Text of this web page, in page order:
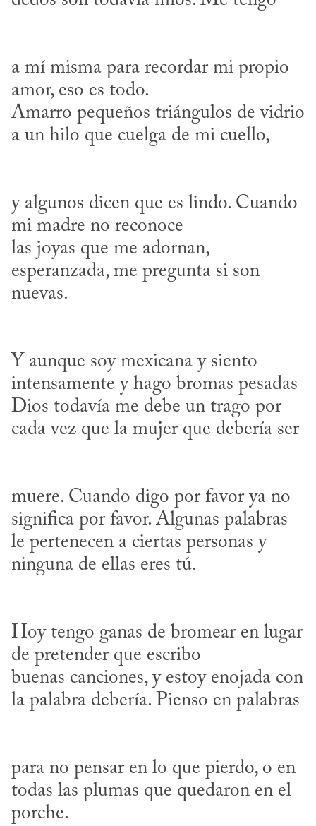
a mí misma para recordar mi propio
amor, eso es todo.
Amarro pequeños triángulos de vidrio
y algunos dicen que es lindo. Cuando
mi madre no reconoce
las joyas que me adornan,
esperanzada, me pregunta si son
Y aunque soy mexicana y siento
intensamente y hago bromas pesadas
Dios todavía me debe un trago por
muere. Cuando digo por favor ya no
significa por favor. Algunas palabras
le pertenecen a ciertas personas y
Hoy tengo ganas de bromear en lugar
de pretender que escribo
buenas canciones, y estoy enojada con
para no pensar en lo que pierdo, o en
todas las plumas que quedaron en el
porche.